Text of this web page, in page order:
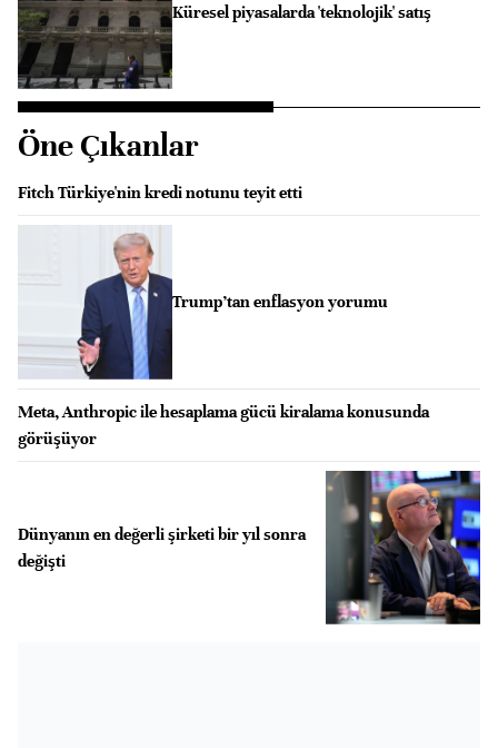
Küresel piyasalarda 'teknolojik' satış
Öne Çıkanlar
Fitch Türkiye'nin kredi notunu teyit etti
Trump’tan enflasyon yorumu
Meta, Anthropic ile hesaplama gücü kiralama konusunda
görüşüyor
Dünyanın en değerli şirketi bir yıl sonra
değişti